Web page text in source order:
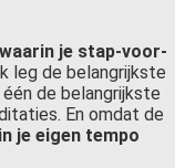
waarin je stap-voor-
leg de belangrijkste
de belangrijkste
En omdat de
je eigen tempo